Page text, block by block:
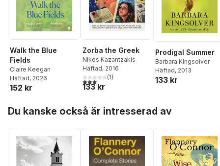
Walk the Blue
Fields
Claire Keegan
Häftad, 2026
152 kr
Zorba the Greek
Nikos Kazantzakis
Häftad, 2016
3,0utav 5 stjärnor. Totalt antal röster:
(1)
133 kr
Prodigal Summer
Barbara Kingsolver
Häftad, 2013
133 kr
Du kanske också är intresserad av